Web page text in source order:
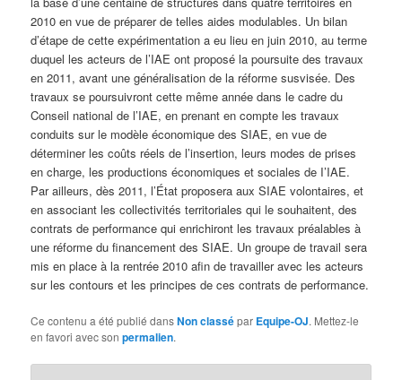
2010 en vue de préparer de telles aides modulables. Un bilan
d’étape de cette expérimentation a eu lieu en juin 2010, au terme
duquel les acteurs de l’IAE ont proposé la poursuite des travaux
en 2011, avant une généralisation de la réforme susvisée. Des
travaux se poursuivront cette même année dans le cadre du
Conseil national de l’IAE, en prenant en compte les travaux
conduits sur le modèle économique des SIAE, en vue de
déterminer les coûts réels de l’insertion, leurs modes de prises
en charge, les productions économiques et sociales de I’IAE.
Par ailleurs, dès 2011, l’État proposera aux SIAE volontaires, et
en associant les collectivités territoriales qui le souhaitent, des
contrats de performance qui enrichiront les travaux préalables à
une réforme du financement des SIAE. Un groupe de travail sera
mis en place à la rentrée 2010 afin de travailler avec les acteurs
sur les contours et les principes de ces contrats de performance.
Ce contenu a été publié dansNon classépar Equipe-OJ. Mettez-le
en favori avec sonpermalien.